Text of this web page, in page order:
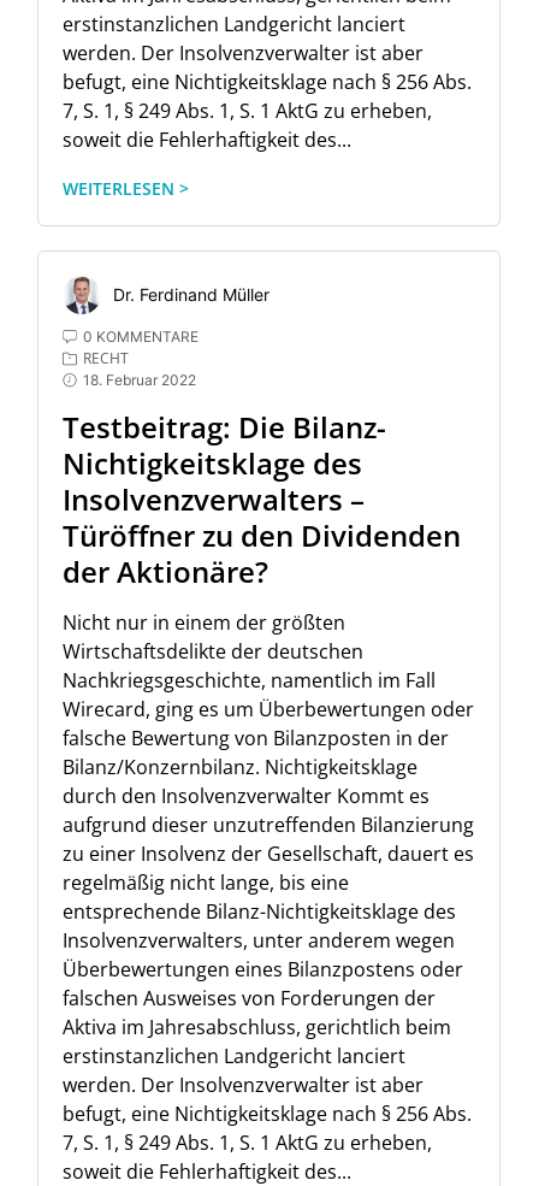
erstinstanzlichen Landgericht lanciert
werden. Der Insolvenzverwalter ist aber
befugt, eine Nichtigkeitsklage nach § 256 Abs.
7, S. 1, § 249 Abs. 1, S. 1 AktG zu erheben,
soweit die Fehlerhaftigkeit des...
WEITERLESEN >
Dr. Ferdinand Müller
0 KOMMENTARE
RECHT
18. Februar 2022
Testbeitrag: Die Bilanz-
Nichtigkeitsklage des
Insolvenzverwalters –
Türöffner zu den Dividenden
der Aktionäre?
Nicht nur in einem der größten
Wirtschaftsdelikte der deutschen
Nachkriegsgeschichte, namentlich im Fall
Wirecard, ging es um Überbewertungen oder
falsche Bewertung von Bilanzposten in der
Bilanz/Konzernbilanz. Nichtigkeitsklage
durch den Insolvenzverwalter Kommt es
aufgrund dieser unzutreffenden Bilanzierung
zu einer Insolvenz der Gesellschaft, dauert es
regelmäßig nicht lange, bis eine
entsprechende Bilanz-Nichtigkeitsklage des
Insolvenzverwalters, unter anderem wegen
Überbewertungen eines Bilanzpostens oder
falschen Ausweises von Forderungen der
Aktiva im Jahresabschluss, gerichtlich beim
erstinstanzlichen Landgericht lanciert
werden. Der Insolvenzverwalter ist aber
befugt, eine Nichtigkeitsklage nach § 256 Abs.
7, S. 1, § 249 Abs. 1, S. 1 AktG zu erheben,
soweit die Fehlerhaftigkeit des...